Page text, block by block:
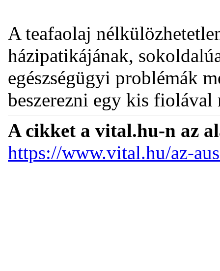
A teafaolaj
házipatikájának,
egészségügyi problémák
beszerezni egy kis fiolával
A cikket a vital.hu-n az
https://www.vital.hu/az-